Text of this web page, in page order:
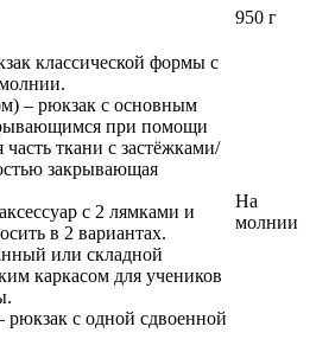
950 г
классической формы с
– рюкзак с основным
при помощи
часть ткани с застёжками/
закрывающая
с 2 лямками и
в 2 вариантах.
или складной
каркасом для учеников
с одной сдвоенной
На
молнии